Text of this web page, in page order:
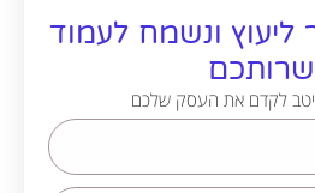
ליעוץ ונשמח לעמוד
לקדם את העסק שלכם